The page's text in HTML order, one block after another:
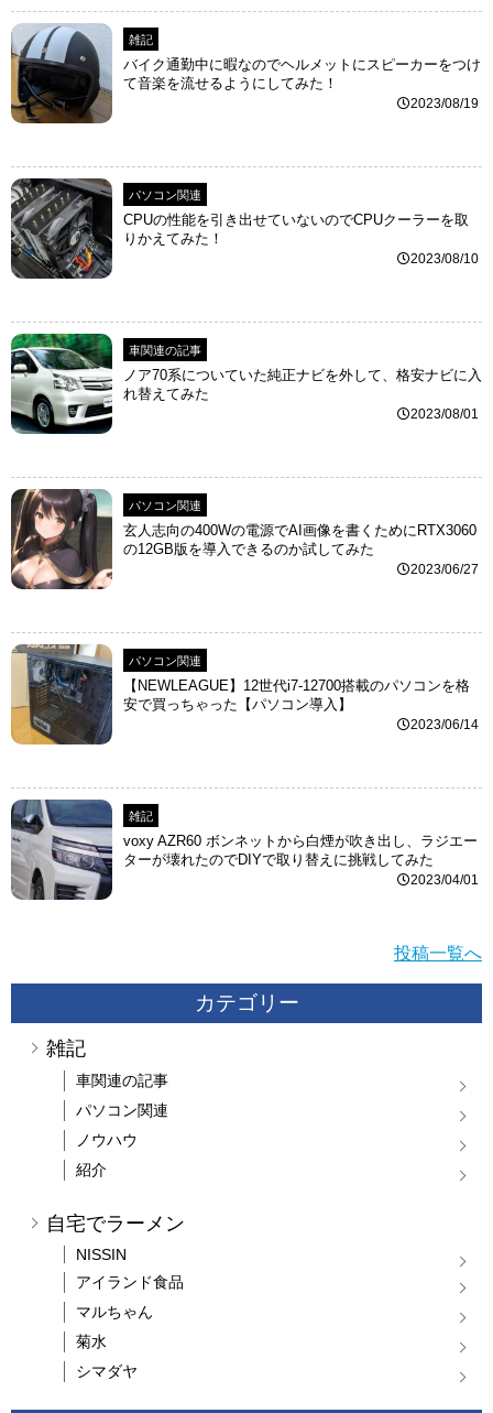
雑記
バイク通勤中に暇なのでヘルメットにスピーカーをつけ
て音楽を流せるようにしてみた！
2023/08/19
パソコン関連
CPUの性能を引き出せていないのでCPUクーラーを取
りかえてみた！
2023/08/10
車関連の記事
ノア70系についていた純正ナビを外して、格安ナビに入
れ替えてみた
2023/08/01
パソコン関連
玄人志向の400Wの電源でAI画像を書くためにRTX3060
の12GB版を導入できるのか試してみた
2023/06/27
パソコン関連
【NEWLEAGUE】12世代i7-12700搭載のパソコンを格
安で買っちゃった【パソコン導入】
2023/06/14
雑記
voxy AZR60 ボンネットから白煙が吹き出し、ラジエー
ターが壊れたのでDIYで取り替えに挑戦してみた
2023/04/01
投稿一覧へ
カテゴリー
雑記
車関連の記事
パソコン関連
ノウハウ
紹介
自宅でラーメン
NISSIN
アイランド食品
マルちゃん
菊水
シマダヤ